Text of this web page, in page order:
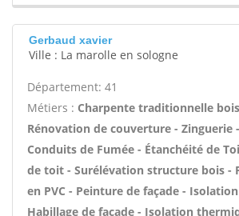
Gerbaud xavier
Ville : La marolle en sologne
Département: 41
Métiers : Charpente traditionnelle
Rénovation de couverture - Zinguerie
Conduits de Fumée - Étanchéité de
de toit - Surélévation structure bois -
en PVC - Peinture de façade -
Habillage de façade - Isolation